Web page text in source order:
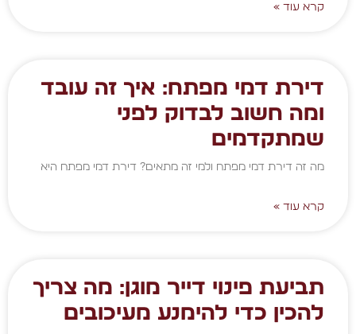
קרא עוד »
דירת דמי מפתח: איך זה עובד
ומה חשוב לבדוק לפני
שמתקדמים
מה זה דירת דמי מפתח ולמי זה מתאים? דירת דמי מפתח היא
קרא עוד »
תביעת פינוי דייר מוגן: מה צריך
להכין כדי להימנע מעיכובים